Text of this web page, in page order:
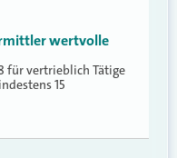
wertvolle
für vertrieblich Tätige
15